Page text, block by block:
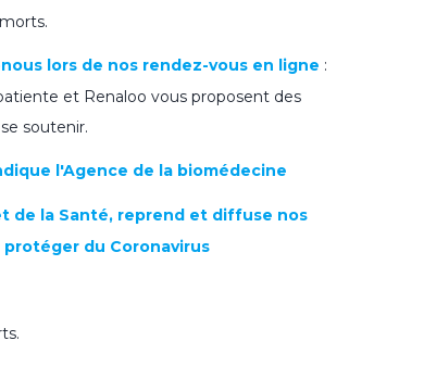
lors de nos rendez-vous en ligne :
et Renaloo vous proposent des
soutenir.
l'Agence de la biomédecine
de la Santé, reprend et diffuse nos
du Coronavirus